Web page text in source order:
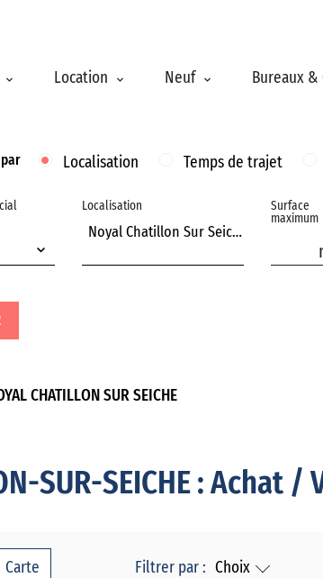
Location Neuf Bureaux &
par Localisation Temps de trajet
Localisation
Noyal Chatillon Sur Seiche
Surface
maximum
CHATILLON SUR SEICHE
SUR-SEICHE : Achat
Carte Filtrer par : Choix